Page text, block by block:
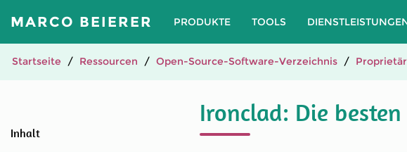
MARCO BEIERER PRODUKTE TOOLS
Startseite Ressourcen Open-Source-Software-Verzeichnis
Inhalt
Ironclad: Die